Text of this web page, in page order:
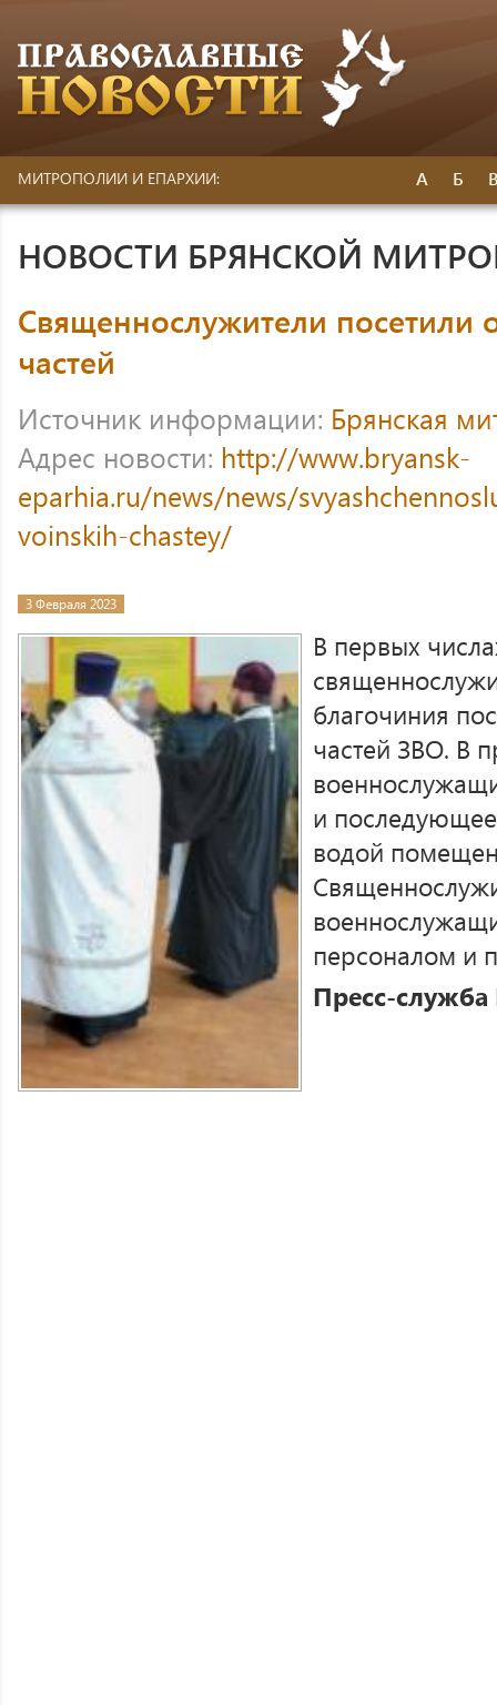
МИТРОПОЛИИ И ЕПАРХИИ: А Б
НОВОСТИ БРЯНСКОЙ
Священнослужители посетили
частей
Источник информации: Брянская
Адрес новости: http://www.bryansk-
eparhia.ru/news/news/
voinskih-chastey/
3 Февраля 2023
В первых
благочиния
частей ЗВО. В
и
водой
персоналом и
Пресс-служба